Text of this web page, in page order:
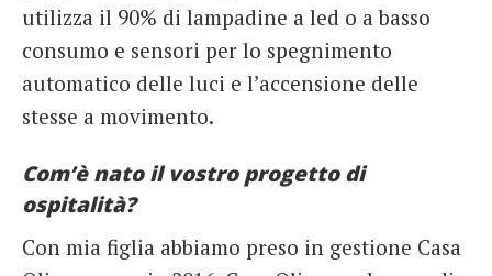
utilizza il 90% di lampadine a led o a basso
consumo e sensori per lo spegnimento
automatico delle luci e l’accensione delle
stesse a movimento.
Com’è nato il vostro progetto di
ospitalità?
Con mia figlia abbiamo preso in gestione Casa